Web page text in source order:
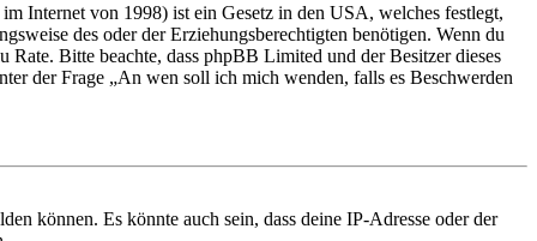
Internet von 1998) ist ein Gesetz in den USA, welches festlegt,
des oder der Erziehungsberechtigten benötigen. Wenn du
Bitte beachte, dass phpBB Limited und der Besitzer dieses
der Frage „An wen soll ich mich wenden, falls es Beschwerden
können. Es könnte auch sein, dass deine IP-Adresse oder der